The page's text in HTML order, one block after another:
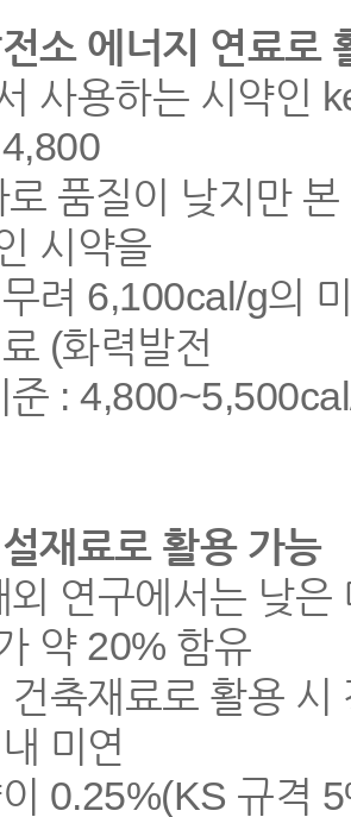
소 에너지 연료로
사용하는 시약인
품질이 낮지만
시약을
려 6,100cal/g의
(화력발전
준 :
재료로 활용 가능
외 연구에서는 낮
약 20% 함유
건축재료로 활용
미연
0.25%(KS 규격